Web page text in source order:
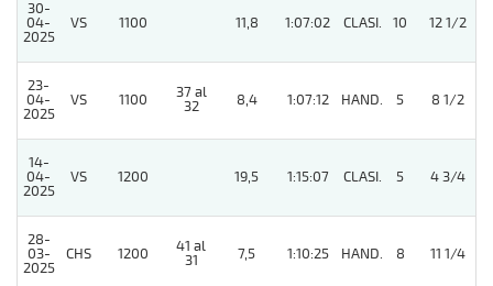
30-
04-
2025
VS 1100 11,8 1:07:02 CLASI. 10 12 1/2
23-
04-
2025
VS 1100
37 al
32
8,4 1:07:12 HAND. 5 8 1/2
14-
04-
2025
VS 1200 19,5 1:15:07 CLASI. 5 4 3/4
28-
03-
2025
CHS 1200
41 al
31
7,5 1:10:25 HAND. 8 11 1/4